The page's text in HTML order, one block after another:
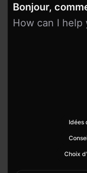
Bonjour,
How can I help
Idées
Choix